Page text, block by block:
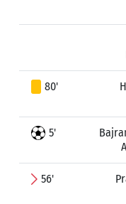
80'
5'
56'